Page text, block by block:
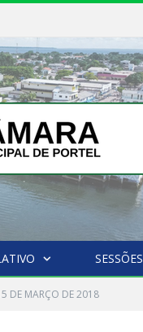
SESSÕES
DE MARÇO DE 2018